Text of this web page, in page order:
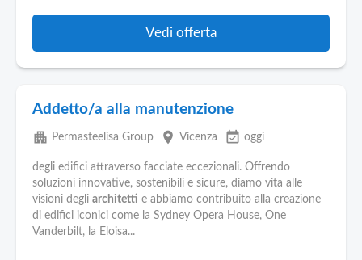
Vedi offerta
Addetto/a alla manutenzione
apartment Permasteelisa Group place Vicenza event_available oggi
degli edifici attraverso facciate eccezionali. Offrendo
soluzioni innovative, sostenibili e sicure, diamo vita alle
visioni degli architetti e abbiamo contribuito alla creazione
di edifici iconici come la Sydney Opera House, One
Vanderbilt, la Eloisa...